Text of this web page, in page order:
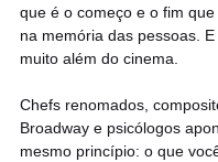
que é o começo e o fim
na memória das pessoas.
muito além do cinema.
Chefs renomados,
Broadway e psicólogos
mesmo princípio: o que